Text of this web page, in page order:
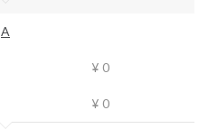
A
¥ 0
¥ 0